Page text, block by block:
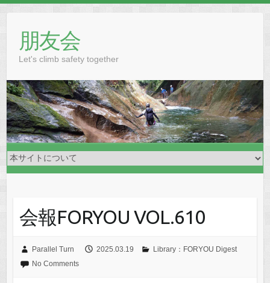
content朋友会
Let's climb safety together
会報FORYOU VOL.610
Parallel Turn 2025.03.19
Library：FORYOU Digest
No Comments